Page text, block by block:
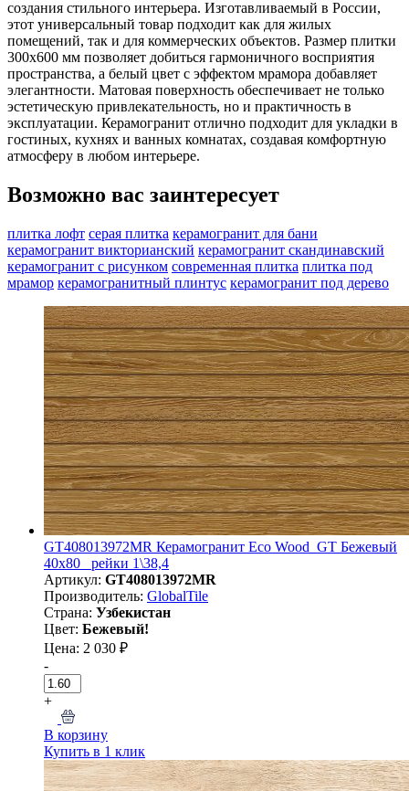
создания стильного интерьера. Изготавливаемый в России,
этот универсальный товар подходит как для жилых
помещений, так и для коммерческих объектов. Размер плитки
300x600 мм позволяет добиться гармоничного восприятия
пространства, а белый цвет с эффектом мрамора добавляет
элегантности. Матовая поверхность обеспечивает не только
эстетическую привлекательность, но и практичность в
эксплуатации. Керамогранит отлично подходит для укладки в
гостиных, кухнях и ванных комнатах, создавая комфортную
атмосферу в любом интерьере.
Возможно вас заинтересует
плитка лофт серая плитка керамогранит для бани
керамогранит викторианский керамогранит скандинавский
керамогранит с рисунком современная плитка плитка под
мрамор керамогранитный плинтус керамогранит под дерево
GT408013972MR Керамогранит Eco Wood_GT Бежевый
40x80 _рейки 1\38,4
Артикул: GT408013972MR
Производитель: GlobalTile
Страна: Узбекистан
Цвет: Бежевый!
Цена: 2 030 ₽
-
+
В корзину
Купить в 1 клик